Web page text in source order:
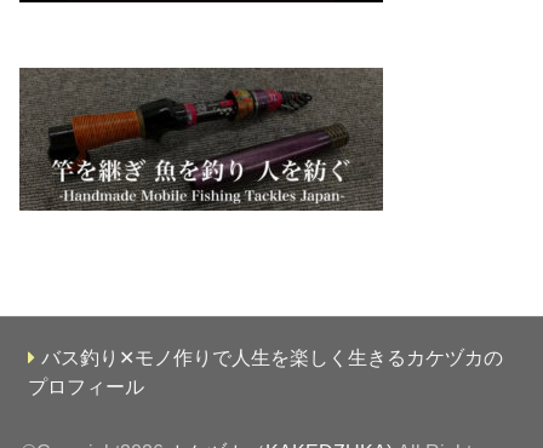
バス釣り✕モノ作りで人生を楽しく生きるカケヅカの
プロフィール